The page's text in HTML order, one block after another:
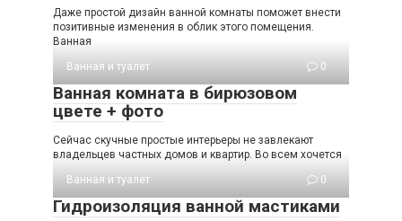
Даже простой дизайн ванной комнаты поможет внести
позитивные изменения в облик этого помещения.
Ванная
Ванная и туалет
0
Ванная комната в бирюзовом
цвете + фото
Сейчас скучные простые интерьеры не завлекают
владельцев частных домов и квартир. Во всем хочется
Ванная и туалет
0
Гидроизоляция ванной мастиками